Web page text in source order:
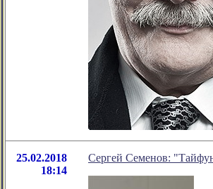
25.02.2018
18:14
Сергей Семенов: